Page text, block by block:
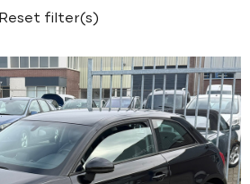
Reset filter(s)